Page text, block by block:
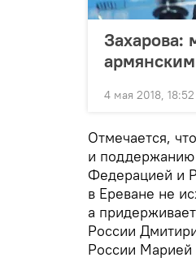
Захарова:
4 мая 2018, 18:52
Отмечается,
и
Федерацией и
в Ереване не
а
России
России Марией